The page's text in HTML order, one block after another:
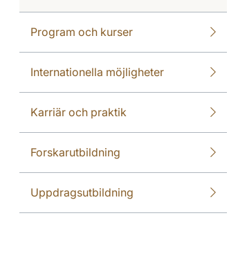
Program och kurser
Internationella möjligheter
Karriär och praktik
Forskarutbildning
Uppdragsutbildning